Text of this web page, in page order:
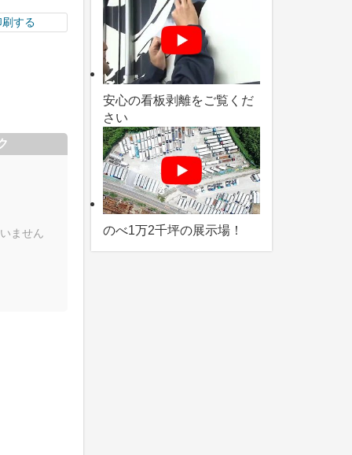
刷する
ません
安心の看板剥離をご覧くだ
さい
のべ1万2千坪の展示場！